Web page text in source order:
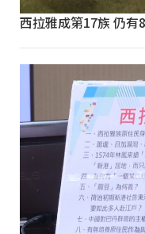
西拉雅成第17族 仍有